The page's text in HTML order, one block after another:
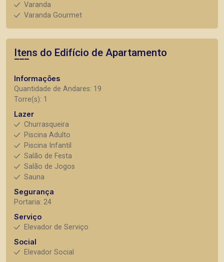
Varanda
Varanda Gourmet
Itens do Edifício de Apartamento
Informações
Quantidade de Andares: 19
Torre(s): 1
Lazer
Churrasqueira
Piscina Adulto
Piscina Infantil
Salão de Festa
Salão de Jogos
Sauna
Segurança
Portaria: 24
Serviço
Elevador de Serviço
Social
Elevador Social